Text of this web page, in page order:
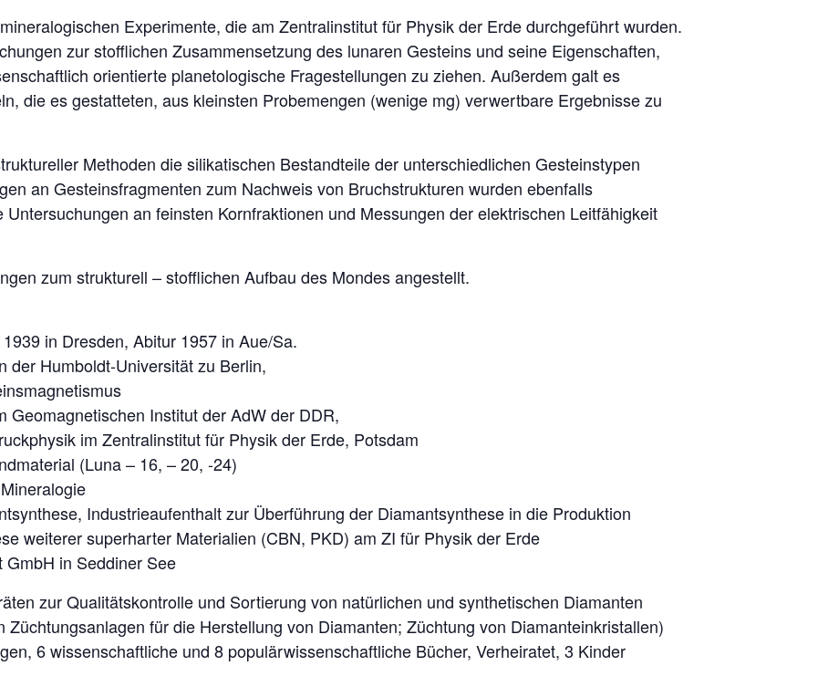
Experimente, die am Zentralinstitut für Physik der Erde durchgeführt wurden.
zur stofflichen Zusammensetzung des lunaren Gesteins und seine Eigenschaften,
orientierte planetologische Fragestellungen zu ziehen. Außerdem galt es
die es gestatteten, aus kleinsten Probemengen (wenige mg) verwertbare Ergebnisse zu
Methoden die silikatischen Bestandteile der unterschiedlichen Gesteinstypen
an Gesteinsfragmenten zum Nachweis von Bruchstrukturen wurden ebenfalls
an feinsten Kornfraktionen und Messungen der elektrischen Leitfähigkeit
zum strukturell – stofflichen Aufbau des Mondes angestellt.
in Dresden, Abitur 1957 in Aue/Sa.
der Humboldt-Universität zu Berlin,
Geomagnetischen Institut der AdW der DDR,
im Zentralinstitut für Physik der Erde, Potsdam
(Luna – 16, – 20, -24)
Industrieaufenthalt zur Überführung der Diamantsynthese in die Produktion
weiterer superharter Materialien (CBN, PKD) am ZI für Physik der Erde
in Seddiner See
zur Qualitätskontrolle und Sortierung von natürlichen und synthetischen Diamanten
für die Herstellung von Diamanten; Züchtung von Diamanteinkristallen)
6 wissenschaftliche und 8 populärwissenschaftliche Bücher, Verheiratet, 3 Kinder